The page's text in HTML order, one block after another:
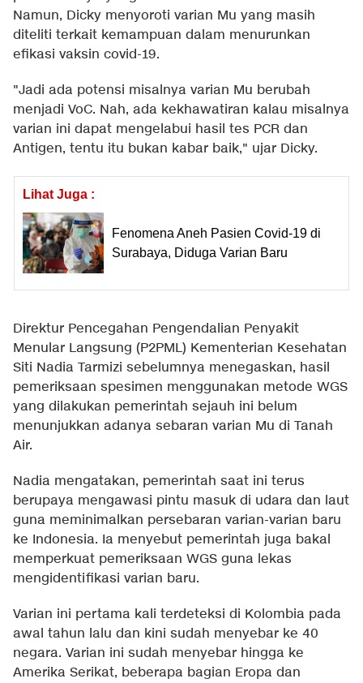
Namun, Dicky menyoroti varian Mu yang masih
diteliti terkait kemampuan dalam menurunkan
efikasi vaksin covid-19.
"Jadi ada potensi misalnya varian Mu berubah
menjadi VoC. Nah, ada kekhawatiran kalau misalnya
varian ini dapat mengelabui hasil tes PCR dan
Antigen, tentu itu bukan kabar baik," ujar Dicky.
Lihat Juga :
Fenomena Aneh Pasien Covid-19 di
Surabaya, Diduga Varian Baru
Direktur Pencegahan Pengendalian Penyakit
Menular Langsung (P2PML) Kementerian Kesehatan
Siti Nadia Tarmizi sebelumnya menegaskan, hasil
pemeriksaan spesimen menggunakan metode WGS
yang dilakukan pemerintah sejauh ini belum
menunjukkan adanya sebaran varian Mu di Tanah
Air.
Nadia mengatakan, pemerintah saat ini terus
berupaya mengawasi pintu masuk di udara dan laut
guna meminimalkan persebaran varian-varian baru
ke Indonesia. Ia menyebut pemerintah juga bakal
memperkuat pemeriksaan WGS guna lekas
mengidentifikasi varian baru.
Varian ini pertama kali terdeteksi di Kolombia pada
awal tahun lalu dan kini sudah menyebar ke 40
negara. Varian ini sudah menyebar hingga ke
Amerika Serikat, beberapa bagian Eropa dan